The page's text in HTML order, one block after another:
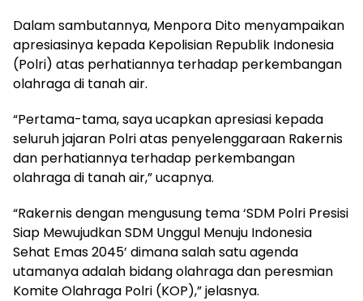
Dalam sambutannya, Menpora Dito menyampaikan
apresiasinya kepada Kepolisian Republik Indonesia
(Polri) atas perhatiannya terhadap perkembangan
olahraga di tanah air.
“Pertama-tama, saya ucapkan apresiasi kepada
seluruh jajaran Polri atas penyelenggaraan Rakernis
dan perhatiannya terhadap perkembangan
olahraga di tanah air,” ucapnya.
“Rakernis dengan mengusung tema ‘SDM Polri Presisi
Siap Mewujudkan SDM Unggul Menuju Indonesia
Sehat Emas 2045’ dimana salah satu agenda
utamanya adalah bidang olahraga dan peresmian
Komite Olahraga Polri (KOP),” jelasnya.